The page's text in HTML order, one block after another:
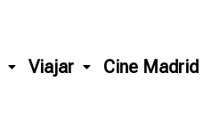
Viajar Cine Madrid